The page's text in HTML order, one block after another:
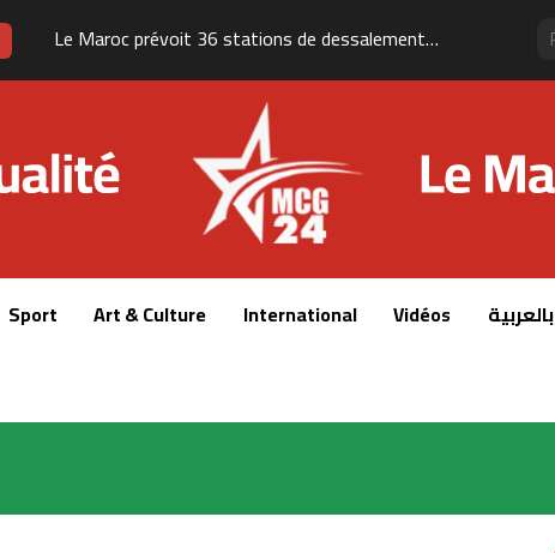
Le Maroc prévoit 36 stations de dessalement pour renforcer sa sécurité hydrique à l’horizon 2030
Sport Art & Culture International Vidéos بالعربية